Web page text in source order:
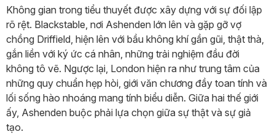
Không gian trong tiểu thuyết được xây dựng với sự đối lập
rõ rệt. Blackstable, nơi Ashenden lớn lên và gặp gỡ vợ
chồng Driffield, hiện lên với bầu không khí gần gũi, thật thà,
gắn liền với ký ức cá nhân, những trải nghiệm đầu đời
không tô vẽ. Ngược lại, London hiện ra như trung tâm của
những quy chuẩn hẹp hòi, giới văn chương đầy toan tính và
lối sống hào nhoáng mang tính biểu diễn. Giữa hai thế giới
ấy, Ashenden buộc phải lựa chọn giữa sự thật và sự giả
tạo.